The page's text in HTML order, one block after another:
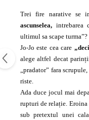
Trei fire narative se
ascunselea, intrebarea
ultimul sa scape turma”?
Jo-Jo este cea care
alege altfel decat
„pradator” fara
riste.
Ada duce jocul mai
rupturi de relație. Eroina
sub pretextul unei